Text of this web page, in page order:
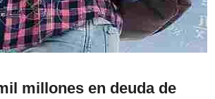
millones en deuda de